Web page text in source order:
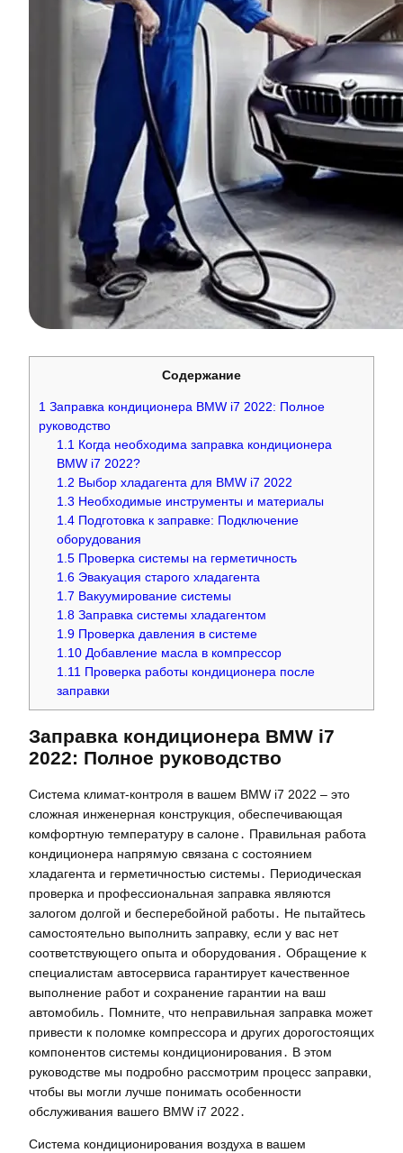
Содержание
1 Заправка кондиционера BMW i7 2022: Полное
руководство
1.1 Когда необходима заправка кондиционера
BMW i7 2022?
1.2 Выбор хладагента для BMW i7 2022
1.3 Необходимые инструменты и материалы
1.4 Подготовка к заправке: Подключение
оборудования
1.5 Проверка системы на герметичность
1.6 Эвакуация старого хладагента
1.7 Вакуумирование системы
1.8 Заправка системы хладагентом
1.9 Проверка давления в системе
1.10 Добавление масла в компрессор
1.11 Проверка работы кондиционера после
заправки
Заправка кондиционера BMW i7
2022: Полное руководство
Система климат-контроля в вашем BMW i7 2022 – это
сложная инженерная конструкция, обеспечивающая
комфортную температуру в салоне․ Правильная работа
кондиционера напрямую связана с состоянием
хладагента и герметичностью системы․ Периодическая
проверка и профессиональная заправка являются
залогом долгой и бесперебойной работы․ Не пытайтесь
самостоятельно выполнить заправку, если у вас нет
соответствующего опыта и оборудования․ Обращение к
специалистам автосервиса гарантирует качественное
выполнение работ и сохранение гарантии на ваш
автомобиль․ Помните, что неправильная заправка может
привести к поломке компрессора и других дорогостоящих
компонентов системы кондиционирования․ В этом
руководстве мы подробно рассмотрим процесс заправки,
чтобы вы могли лучше понимать особенности
обслуживания вашего BMW i7 2022․
Система кондиционирования воздуха в вашем